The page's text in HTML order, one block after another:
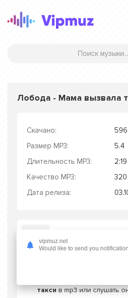
Лобода - Мама вызвала
Скачано:
596
Размер MP3:
5.4
Длительность MP3:
2:19
Качество MP3:
Дата релиза:
таксив mp3 или слушать
vipmuz.net
Would like to send you